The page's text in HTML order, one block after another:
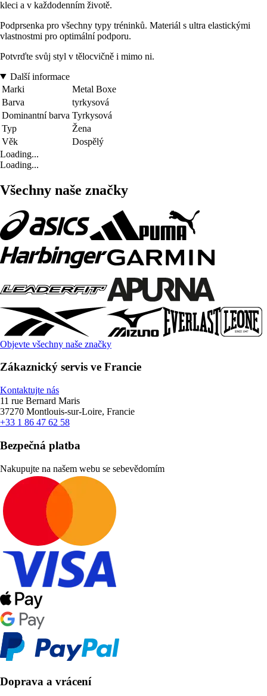
kleci a v každodenním životě.
Podprsenka pro všechny typy tréninků. Materiál s ultra elastickými
vlastnostmi pro optimální podporu.
Potvrďte svůj styl v tělocvičně i mimo ni.
Další informace
Marki
Metal Boxe
Barva
tyrkysová
Dominantní barva Tyrkysová
Typ
Žena
Věk
Dospělý
Loading...
Loading...
Všechny naše značky
Objevte všechny naše značky
Zákaznický servis ve Francie
Kontaktujte nás
11 rue Bernard Maris
37270 Montlouis-sur-Loire, Francie
+33 1 86 47 62 58
Bezpečná platba
Nakupujte na našem webu se sebevědomím
Doprava a vrácení